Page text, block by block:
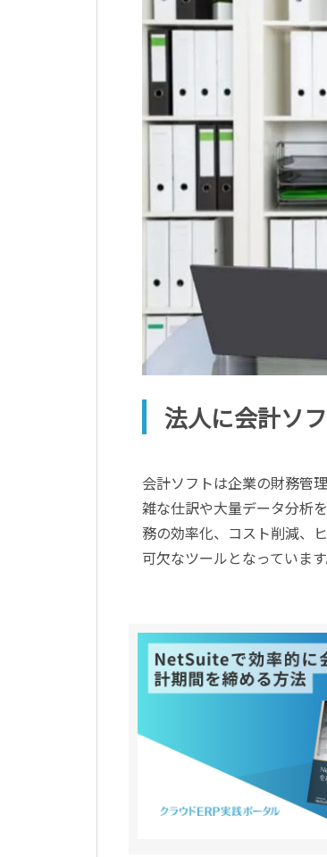
法人に会計ソ
会計ソフトは企業の財務管
雑な仕訳や大量データ分析
務の効率化、コスト削減、
可欠なツールとなっています